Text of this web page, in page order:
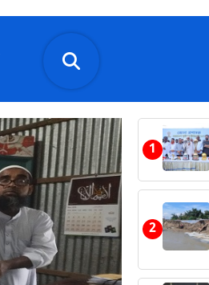
1
2